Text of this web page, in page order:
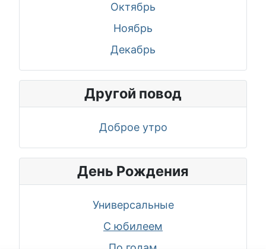
Октябрь
Ноябрь
Декабрь
Другой повод
Доброе утро
День Рождения
Универсальные
С юбилеем